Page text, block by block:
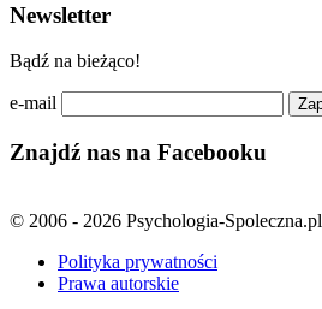
Newsletter
Bądź na bieżąco!
e-mail
Znajdź nas na Facebooku
© 2006 - 2026 Psychologia-Spoleczna.pl
Polityka prywatności
Prawa autorskie